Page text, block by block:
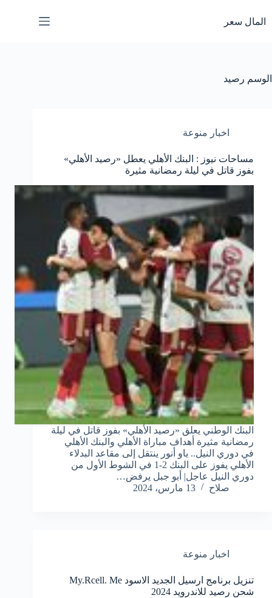
إلى
المحتوى
المال سعر
الوسم رصيد
اخبار منوعة
مساحات نيوز : البنك الأهلي يعطل «رصيد الأهلي»
بفوز قاتل في ليلة رمضانية مثيرة
البنك الوطني يعلق «رصيد الأهلي» بفوز قاتل في ليلة
رمضانية مثيرة أهداف مباراة الأهلي والبنك الأهلي
في دوري النيل.. ياو أنور ينتقل إلى مقاعد البدلاء
الأهلي يفوز على البنك 2-1 في الشوط الأول من
دوري النيل عاجل| أبو جبل يرفض…
صلاح
13 مارس، 2024
اخبار منوعة
تنزيل برنامج ارسيل الجديد الاسود My.Rcell. Me
شحن رصيد للاندرويد 2024